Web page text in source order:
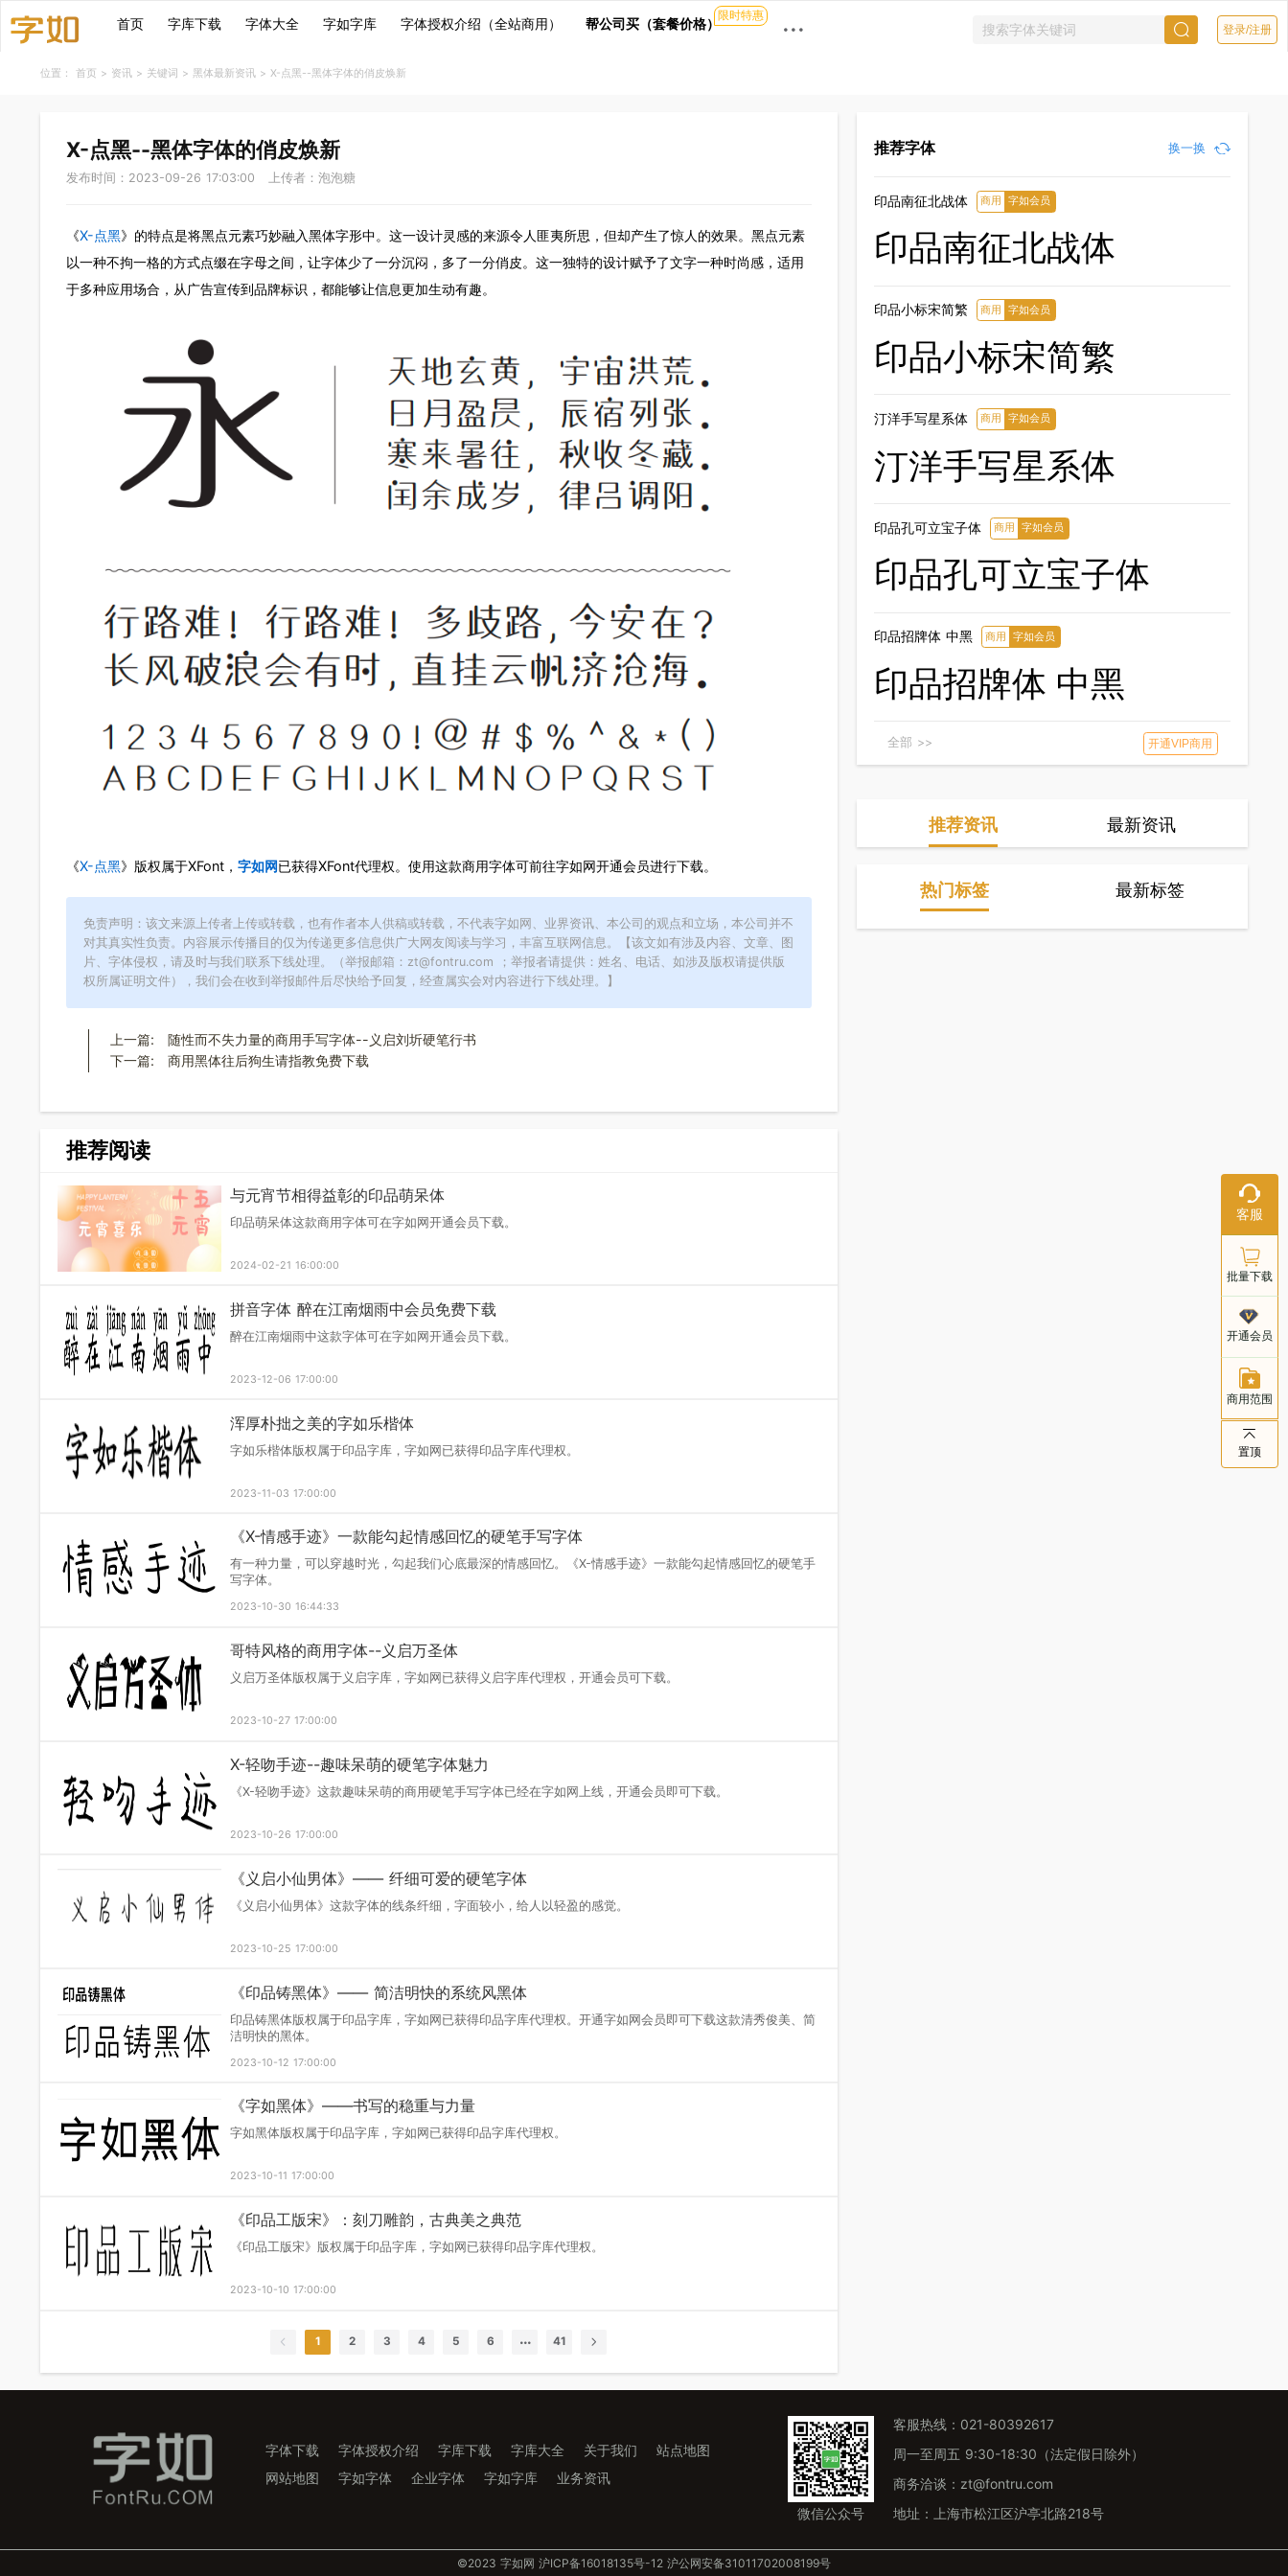
首页 字库下载 字体大全 字如字库 字体授权介绍（全站商用） 帮公司买（套餐价格）
限时特惠
··· 登录/注册
位置：首页 >资讯 >关键词> 黑体最新资讯>X-点黑--黑体字体的俏皮焕新
X-点黑--黑体字体的俏皮焕新
《X-点黑》的特点是将黑点元素巧妙融入黑体字形中。这一设计灵感的来源令人匪夷所思，但却产生了惊人的效果。黑点元素
以一种不拘一格的方式点缀在字母之间，让字体少了一分沉闷，多了一分俏皮。这一独特的设计赋予了文字一种时尚感，适用
《X-点黑》版权属于XFont，字如网已获得XFont代理权。使用这款商用字体可前往字如网开通会员进行下载。
对其真实性负责。内容展示传播目的仅为传递更多信息供广大网友阅读与学习，丰富互联网信息。【该文如有涉及内容、文章、图
片、字体侵权，请及时与我们联系下线处理。（举报邮箱：zt@fontru.com ；举报者请提供：姓名、电话、如涉及版权请提供版
上一篇:
推荐阅读
与元宵节相得益彰的印品萌呆体
拼音字体 醉在江南烟雨中会员免费下载
2023-12-06 17:00:00
浑厚朴拙之美的字如乐楷体
字如乐楷体版权属于印品字库，字如网已获得印品字库代理权。
2023-11-03 17:00:00
写字体。
2023-10-30 16:44:33
哥特风格的商用字体--义启万圣体
2023-10-27 17:00:00
《X-轻吻手迹》这款趣味呆萌的商用硬笔手写字体已经在字如网上线，开通会员即可下载。
2023-10-26 17:00:00
《义启小仙男体》这款字体的线条纤细，字面较小，给人以轻盈的感觉。
《印品铸黑体》—— 简洁明快的系统风黑体
印品铸黑体版权属于印品字库，字如网已获得印品字库代理权。开通字如网会员即可下载这款清秀俊美、简
2023-10-12 17:00:00
《字如黑体》——书写的稳重与力量
字如黑体版权属于印品字库，字如网已获得印品字库代理权。
《印品工版宋》：刻刀雕韵，古典美之典范
印品南征北战体
印品小标宋简繁 商用
印品小标宋简繁
汀洋手写星系体 商用
汀洋手写星系体
印品孔可立宝子体 商用 字如会员
印品孔可立宝子体
印品招牌体 中黑
印品招牌体 中黑
全部 >>
字体下载 字体授权介绍 字库下载 字库大全 关于我们
站点地图
网站地图
字如字体 企业字体 字如字库 业务资讯
微信公众号
客服热线：021-80392617
周一至周五 9:30-18:30（法定假日除外）
商务洽谈：zt@fontru.com
地址：上海市松江区沪亭北路218号
©️2023 字如网 沪ICP备16018135号-12 沪公网安备31011702008199号
客服
在线客服
工作日
客服电话
021-
批量下载
开通会员
商用范围
置顶